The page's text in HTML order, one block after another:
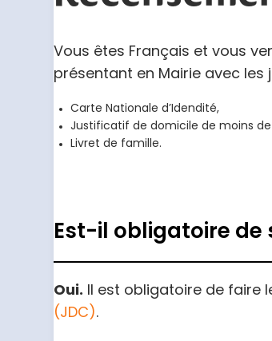
Vous êtes Français et vous
présentant en Mairie avec les
Carte Nationale d’Idendité,
Justificatif de domicile de moins de
Livret de famille.
Est-il obligatoire de
Oui. Il est obligatoire de faire
(JDC).